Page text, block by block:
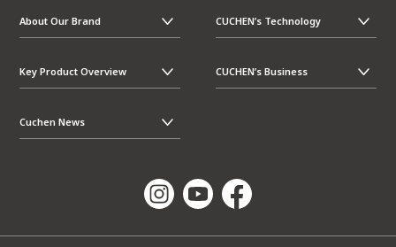
About Our Brand CUCHEN’s Technology
Key Product Overview CUCHEN’s Business
Cuchen News